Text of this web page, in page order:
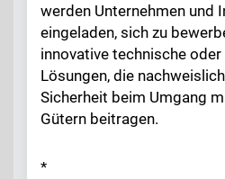
werden Unternehmen und
eingeladen, sich zu
innovative technische
Lösungen, die
Sicherheit beim Umgang
Gütern beitragen.
*